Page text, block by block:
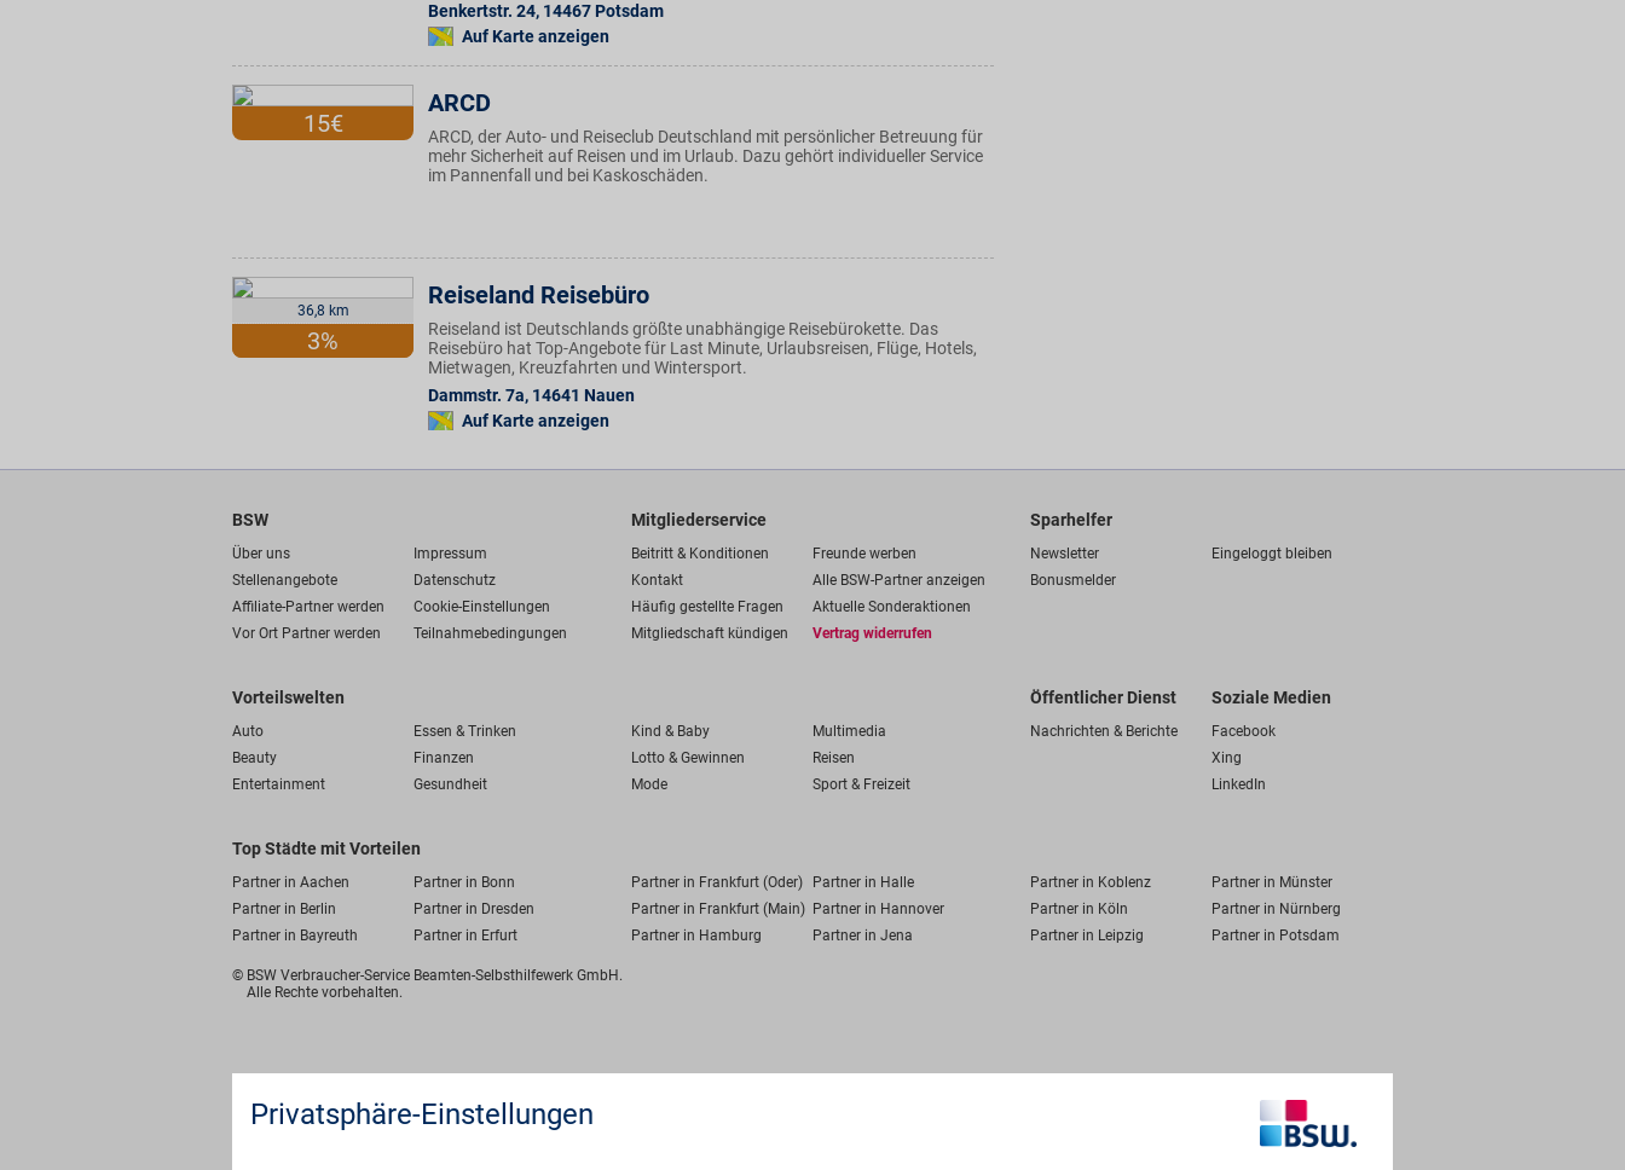
Benkertstr. 24, 14467 Potsdam
Auf Karte anzeigen
15€
ARCD
ARCD, der Auto- und Reiseclub Deutschland mit persönlicher Betreuung für
mehr Sicherheit auf Reisen und im Urlaub. Dazu gehört individueller Service
im Pannenfall und bei Kaskoschäden.
36,8 km
3%
Reiseland Reisebüro
Reiseland ist Deutschlands größte unabhängige Reisebürokette. Das
Reisebüro hat Top-Angebote für Last Minute, Urlaubsreisen, Flüge, Hotels,
Mietwagen, Kreuzfahrten und Wintersport.
Dammstr. 7a, 14641 Nauen
Auf Karte anzeigen
BSW
Über uns
Impressum
Stellenangebote
Datenschutz
Affiliate-Partner werden
Cookie-Einstellungen
Vor Ort Partner werden
Teilnahmebedingungen
Mitgliederservice
Beitritt & Konditionen
Freunde werben
Kontakt
Alle BSW-Partner anzeigen
Häufig gestellte Fragen
Aktuelle Sonderaktionen
Mitgliedschaft kündigen
Vertrag widerrufen
Sparhelfer
Newsletter
Eingeloggt bleiben
Bonusmelder
Vorteilswelten
Auto Essen & Trinken Kind & Baby
Multimedia
Beauty
Finanzen Lotto & Gewinnen
Reisen
Entertainment
Gesundheit Mode Sport & Freizeit
Öffentlicher Dienst
Nachrichten & Berichte
Soziale Medien
Facebook
Xing
LinkedIn
Top Städte mit Vorteilen
Partner in Aachen Partner in Bonn Partner in Frankfurt (Oder) Partner in Halle Partner in Koblenz
Partner in Münster
Partner in Berlin
Partner in Dresden Partner in Frankfurt (Main) Partner in Hannover Partner in Köln
Partner in Nürnberg
Partner in Bayreuth
Partner in Erfurt Partner in Hamburg Partner in Jena Partner in Leipzig Partner in Potsdam
© BSW Verbraucher-Service Beamten-Selbsthilfewerk GmbH.
Alle Rechte vorbehalten.
Privatsphäre-Einstellungen